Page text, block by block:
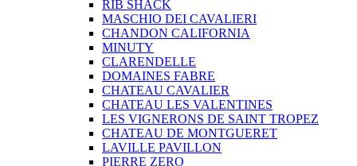
RIB SHACK
MASCHIO DEI CAVALIERI
CHANDON CALIFORNIA
MINUTY
CLARENDELLE
DOMAINES FABRE
CHATEAU CAVALIER
CHATEAU LES VALENTINES
LES VIGNERONS DE SAINT TROPEZ
CHATEAU DE MONTGUERET
LAVILLE PAVILLON
PIERRE ZERO